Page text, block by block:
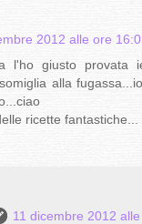
2012 alle ore
l'ho giusto provata
alla
ricette fantastiche...
11 dicembre 2012